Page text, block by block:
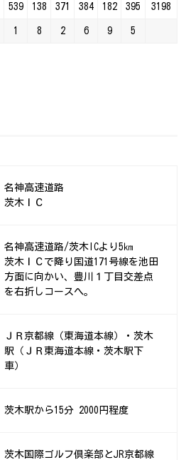
539 138 371 384 182 395 3198
1 8 2 6 9 5
名神高速道路
茨木ＩＣ
名神高速道路/茨木ICより5㎞
茨木ＩＣで降り国道171号線を池田
方面に向かい、豊川１丁目交差点
を右折しコースへ。
ＪＲ京都線（東海道本線）・茨木
駅（ＪＲ東海道本線・茨木駅下
車）
茨木駅から15分 2000円程度
茨木国際ゴルフ倶楽部とJR京都線